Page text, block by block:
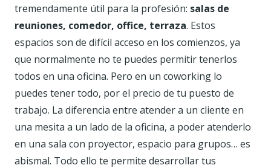
tremendamente útil para la profesión: salas de
reuniones, comedor, office, terraza. Estos
espacios son de difícil acceso en los comienzos, ya
que normalmente no te puedes permitir tenerlos
todos en una oficina. Pero en un coworking lo
puedes tener todo, por el precio de tu puesto de
trabajo. La diferencia entre atender a un cliente en
una mesita a un lado de la oficina, a poder atenderlo
en una sala con proyector, espacio para grupos… es
abismal. Todo ello te permite desarrollar tus